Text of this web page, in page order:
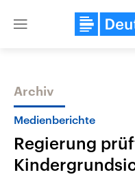
Close
Themen
Archiv
Medienberichte
Regierung